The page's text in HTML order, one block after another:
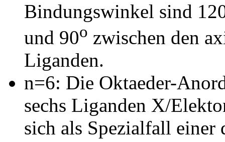
Bindungswinkel sind
und 90o zwischen den
Liganden.
n=6: Die Oktaeder-
sechs Liganden X/
sich als Spezialfall